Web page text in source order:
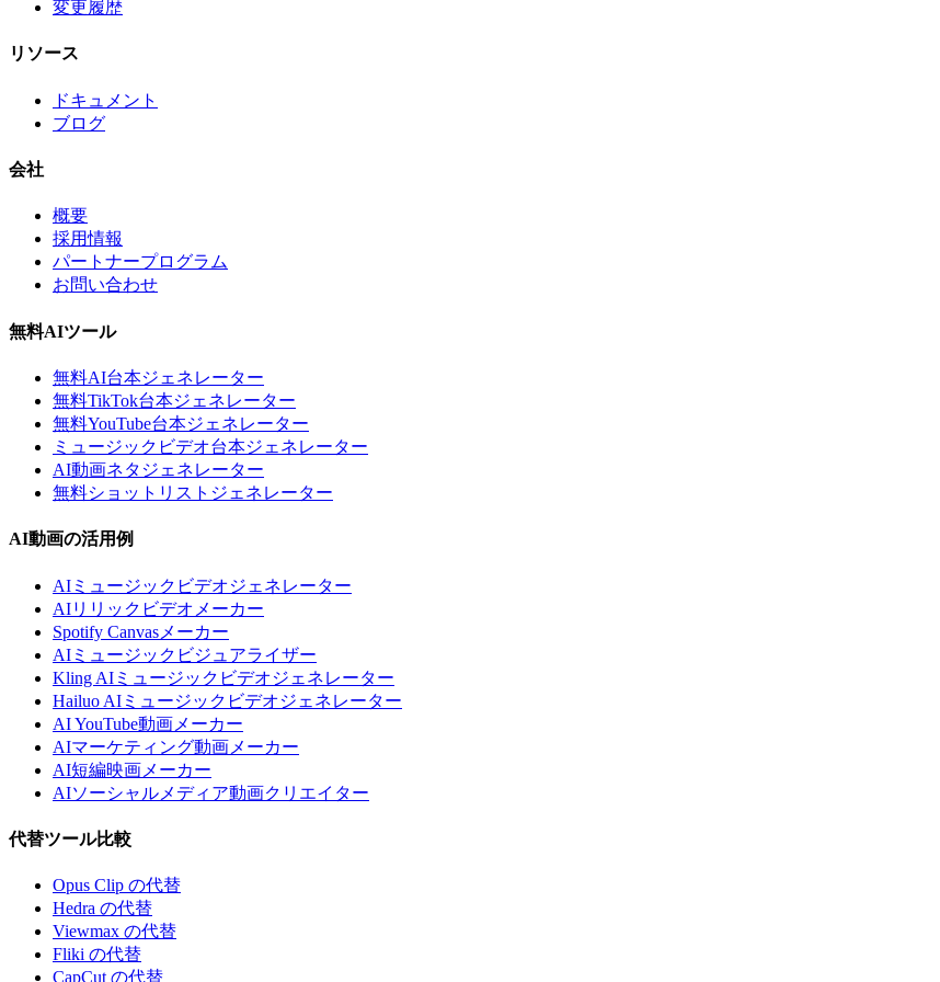
変更履歴
リソース
ドキュメント
ブログ
会社
概要
採用情報
パートナープログラム
お問い合わせ
無料AIツール
無料AI台本ジェネレーター
無料TikTok台本ジェネレーター
無料YouTube台本ジェネレーター
ミュージックビデオ台本ジェネレーター
AI動画ネタジェネレーター
無料ショットリストジェネレーター
AI動画の活用例
AIミュージックビデオジェネレーター
AIリリックビデオメーカー
Spotify Canvasメーカー
AIミュージックビジュアライザー
Kling AIミュージックビデオジェネレーター
Hailuo AIミュージックビデオジェネレーター
AI YouTube動画メーカー
AIマーケティング動画メーカー
AI短編映画メーカー
AIソーシャルメディア動画クリエイター
代替ツール比較
Opus Clip の代替
Hedra の代替
Viewmax の代替
Fliki の代替
CapCut の代替